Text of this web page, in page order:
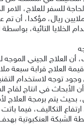
الحاجة للسفر للعلاج،
الخلايا التائية،
أن العلاج الجيني
العلاج قرابة سبعة
وجود توجه لاستخدام
الأبحاث في انتاج لقاح
بحيث يتم برمجة العلاج
التكاليف، فيما
الشبكة العنكبوتية